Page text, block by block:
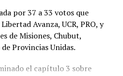
del gobernador
Por lo que viene, al que
por 37 a 33 votos que
Avanza, UCR, PRO, y
de Misiones, Chubut,
Provincias Unidas.
el capítulo 3 sobre